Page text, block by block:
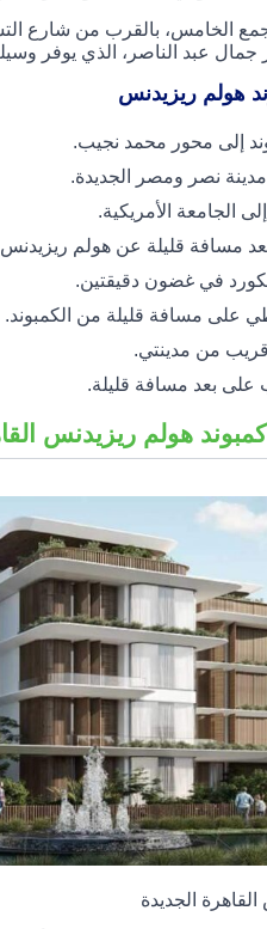
الخامس، بالقرب من شارع
جمال عبد الناصر، الذي يوفر
هولم ريزيدنس
إلى محور محمد نجيب.
الجامعة الأمريكية.
مسافة قليلة عن هولم
في غضون دقيقتين.
على مسافة قليلة من الكمبوند.
من مدينتي.
على بعد مسافة قليلة.
هولم ريزيدنس
الجديدة